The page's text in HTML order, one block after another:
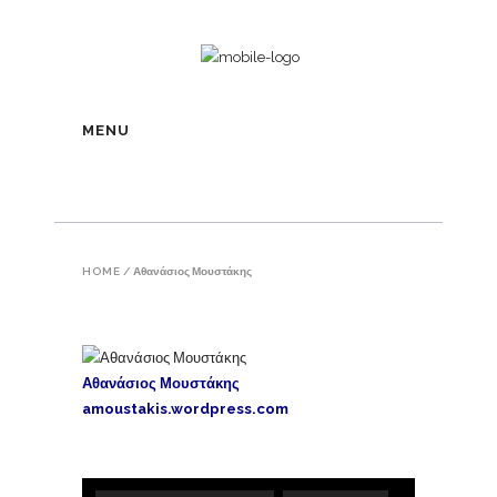
MENU
HOME / Αθανάσιος Μουστάκης
Αθανάσιος Μουστάκης
amoustakis.wordpress.com